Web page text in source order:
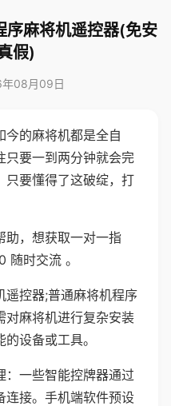
序麻将机遥控器(免安
假)
08月09日
今的麻将机都是全自
只要一到两分钟就会完
只要懂得了这破绽，打
助，想获取一对一指
时交流 。
遥控器;普通麻将机程序
对麻将机进行复杂安装
设备或工具。
：一些智能控牌器通过
连接。手机端软件预设